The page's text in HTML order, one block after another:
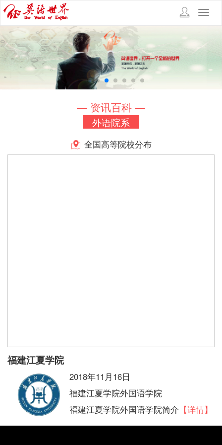
— 资讯百科 —
外语院系
全国高等院校分布
福建江夏学院
2018年11月16日
福建江夏学院外国语学院
福建江夏学院外国语学院简介 【详情】